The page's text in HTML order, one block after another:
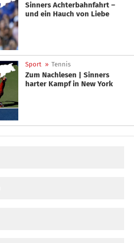
Sinners Achterbahnfahrt –
und ein Hauch von Liebe
Sport » Tennis
Zum Nachlesen | Sinners
harter Kampf in New York